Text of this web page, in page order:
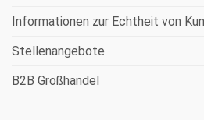
Informationen zur Echtheit von
Stellenangebote
B2B Großhandel